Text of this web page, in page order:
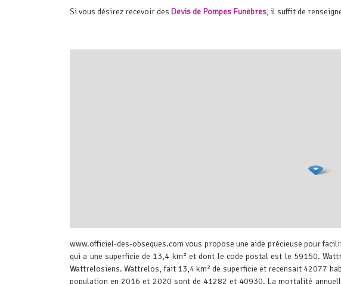
Si vous désirez recevoir des Devis de Pompes Funèbres, il suffit de
www.officiel-des-obseques.com vous propose une aide précieuse pour
qui a une superficie de 13,4 km² et dont le code postal est le 59150.
Wattrelosiens. Wattrelos, fait 13,4 km² de superficie et recensait 42077
population en 2016 et 2020 sont de 41282 et 40930. La mortalité